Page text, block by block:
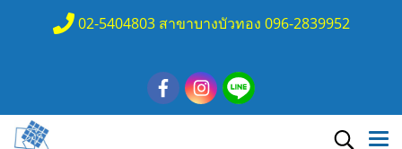
02-5404803 สาขาบางบัวทอง 096-2839952